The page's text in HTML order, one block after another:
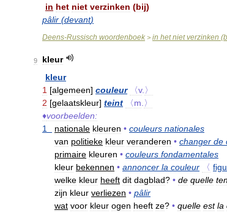
in het niet verzinken (bij)
pâlir (devant)
Deens-Russisch woordenboek > in het niet verzinken (
9
kleur
kleur
1 [algemeen] couleur 〈v.〉
2 [gelaatskleur] teint 〈m.〉
♦voorbeelden:
1
nationale kleuren • couleurs nationales
van politieke kleur veranderen • changer de
primaire kleuren • couleurs fondamentales
kleur bekennen • annoncer la couleur 〈
welke kleur heeft dit dagblad? • de quelle
zijn kleur verliezen • pâlir
wat voor kleur ogen heeft ze? • quelle est la